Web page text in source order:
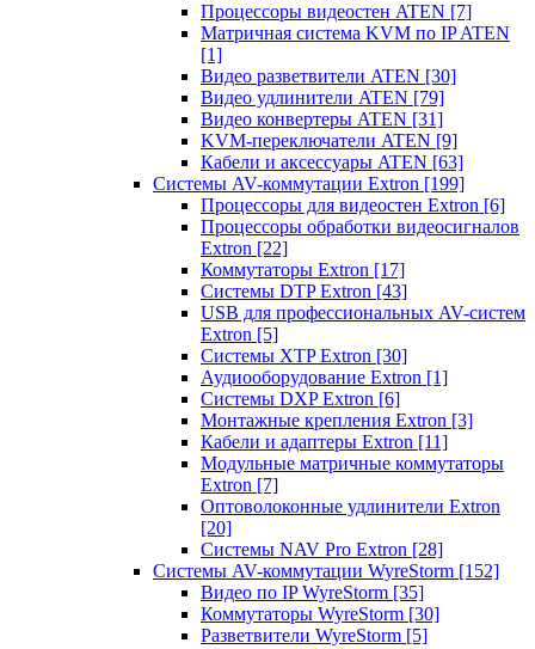
Процессоры видеостен ATEN [7]
Матричная система KVM по IP ATEN
[1]
Видео разветвители ATEN [30]
Видео удлинители ATEN [79]
Видео конвертеры ATEN [31]
KVM-переключатели ATEN [9]
Кабели и аксессуары ATEN [63]
Системы AV-коммутации Extron [199]
Процессоры для видеостен Extron [6]
Процессоры обработки видеосигналов
Extron [22]
Коммутаторы Extron [17]
Системы DTP Extron [43]
USB для профессиональных AV-систем
Extron [5]
Системы XTP Extron [30]
Аудиооборудование Extron [1]
Системы DXP Extron [6]
Монтажные крепления Extron [3]
Кабели и адаптеры Extron [11]
Модульные матричные коммутаторы
Extron [7]
Оптоволоконные удлинители Extron
[20]
Системы NAV Pro Extron [28]
Системы AV-коммутации WyreStorm [152]
Видео по IP WyreStorm [35]
Коммутаторы WyreStorm [30]
Разветвители WyreStorm [5]